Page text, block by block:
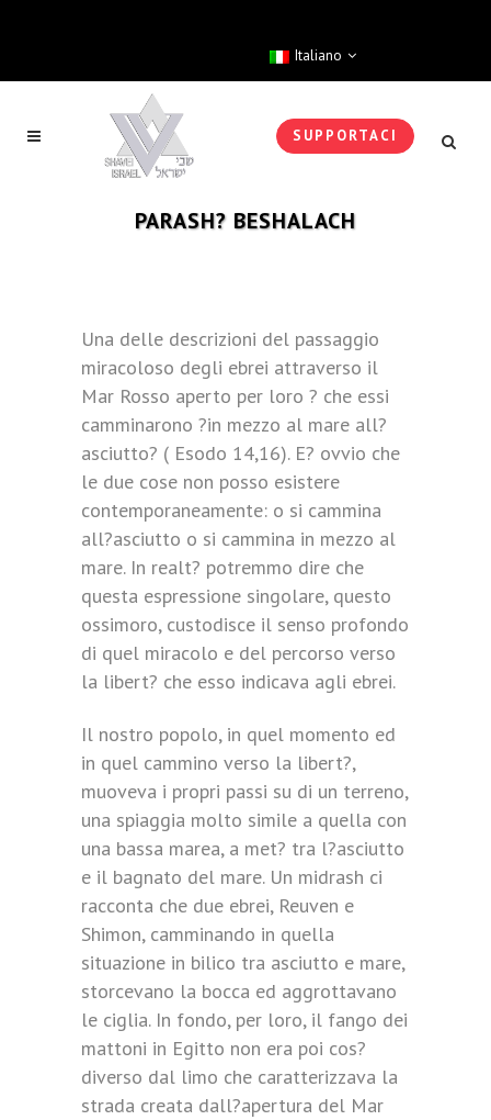
Italiano
SUPPORTACI
PARASH? BESHALACH
Una delle descrizioni del passaggio
miracoloso degli ebrei attraverso il
Mar Rosso aperto per loro ? che essi
camminarono ?in mezzo al mare all?
asciutto? ( Esodo 14,16). E? ovvio che
le due cose non posso esistere
contemporaneamente: o si cammina
all?asciutto o si cammina in mezzo al
mare. In realt? potremmo dire che
questa espressione singolare, questo
ossimoro, custodisce il senso profondo
di quel miracolo e del percorso verso
la libert? che esso indicava agli ebrei.
Il nostro popolo, in quel momento ed
in quel cammino verso la libert?,
muoveva i propri passi su di un terreno,
una spiaggia molto simile a quella con
una bassa marea, a met? tra l?asciutto
e il bagnato del mare. Un midrash ci
racconta che due ebrei, Reuven e
Shimon, camminando in quella
situazione in bilico tra asciutto e mare,
storcevano la bocca ed aggrottavano
le ciglia. In fondo, per loro, il fango dei
mattoni in Egitto non era poi cos?
diverso dal limo che caratterizzava la
strada creata dall?apertura del Mar